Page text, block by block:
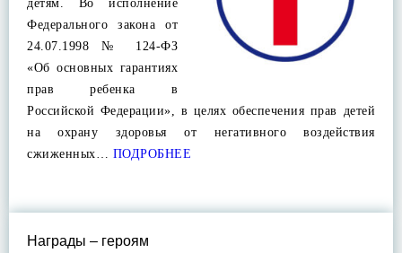
детям. Во исполнение
Федерального закона от
24.07.1998 № 124-ФЗ
«Об основных гарантиях
прав ребенка в
Российской Федерации», в целях обеспечения прав детей
на охрану здоровья от негативного воздействия
сжиженных… ПОДРОБНЕЕ
Награды – героям